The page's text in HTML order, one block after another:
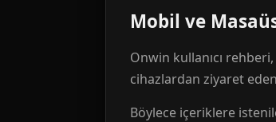
Mobil ve
Onwin kullanıcı
cihazlardan ziyaret
Böylece içeriklere